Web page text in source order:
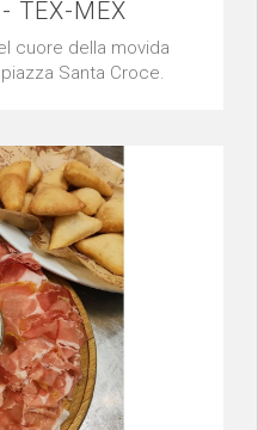
TEX-MEX
cuore della movida
Santa Croce.